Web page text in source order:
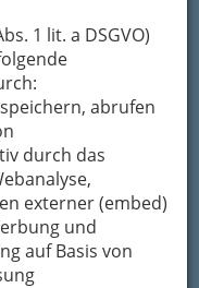
1 lit. a DSGVO)
abrufen
durch das
externer (embed)
und
auf Basis von
Mails zu
Stelle zur
ein sicheres
nach dem
Mail an das
Dorfer